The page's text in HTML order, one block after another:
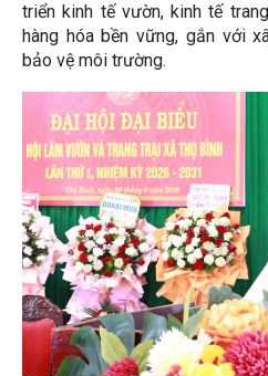
triển kinh tế vườn, kinh tế
hàng hóa bền vững, gắn với
bảo vệ môi trường.